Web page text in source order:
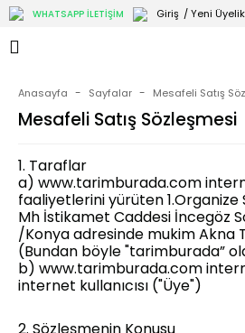
WHATSAPP İLETİŞİM Giriş / Yeni Üyelik
Anasayfa Sayfalar Mesafeli Satış
Mesafeli Satış Sözleşmesi
1. Taraflar
a) www.tarimburada.com
faaliyetlerini yürüten 1.Organize
Mh İstikamet Caddesi İncegöz
/Konya adresinde mukim Akna
(Bundan böyle "tarimburada”
b) www.tarimburada.com
internet kullanıcısı ("Üye")